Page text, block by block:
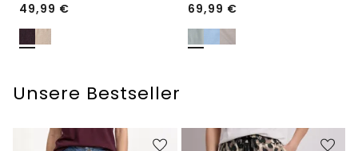
49,99 €
69,99 €
Unsere Bestseller